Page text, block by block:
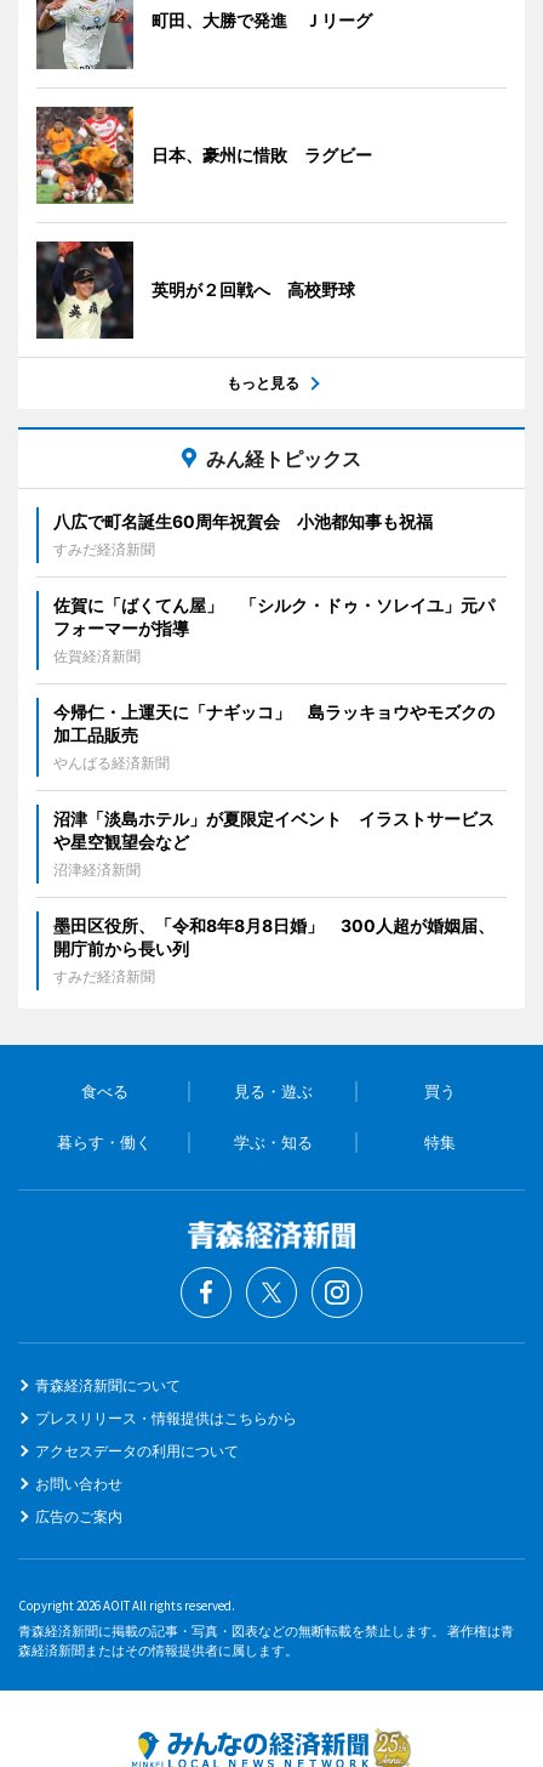
町田、大勝で発進 Ｊリーグ
日本、豪州に惜敗 ラグビー
英明が２回戦へ 高校野球
もっと見る
みん経トピックス
八広で町名誕生60周年祝賀会 小池都知事も祝福
すみだ経済新聞
佐賀に「ばくてん屋」 「シルク・ドゥ・ソレイユ」元パ
フォーマーが指導
佐賀経済新聞
今帰仁・上運天に「ナギッコ」 島ラッキョウやモズクの
加工品販売
やんばる経済新聞
沼津「淡島ホテル」が夏限定イベント イラストサービス
や星空観望会など
沼津経済新聞
墨田区役所、「令和8年8月8日婚」 300人超が婚姻届、
開庁前から長い列
すみだ経済新聞
食べる 見る・遊ぶ 買う
暮らす・働く 学ぶ・知る 特集
青森経済新聞について
プレスリリース・情報提供はこちらから
アクセスデータの利用について
お問い合わせ
広告のご案内
Copyright 2026 AOIT All rights reserved.
青森経済新聞に掲載の記事・写真・図表などの無断転載を禁止します。 著作権は青
森経済新聞またはその情報提供者に属します。